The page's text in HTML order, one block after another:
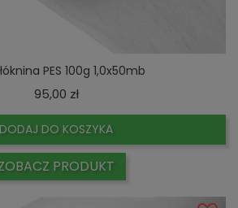
PES 100g 1,0x50mb
95,00 złCena
DODAJ DO KOSZYKA
PRODUKT